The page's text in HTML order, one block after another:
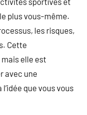
plus vous-même.
les risques,
Cette
elle est
avec une
que vous vous